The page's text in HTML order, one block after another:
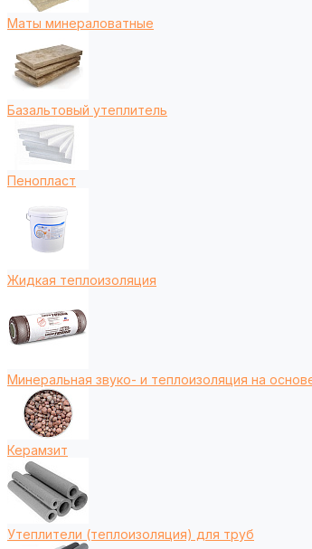
Маты минераловатные
Базальтовый утеплитель
Пенопласт
Жидкая теплоизоляция
Минеральная звуко- и теплоизоляция на
Керамзит
Утеплители (теплоизоляция) для труб